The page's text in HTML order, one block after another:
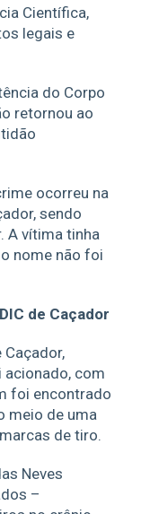
Científica,
legais e
do Corpo
retornou ao
ocorreu na
sendo
A vítima tinha
nome não foi
de Caçador
Caçador,
acionado, com
foi encontrado
meio de uma
de tiro.
Neves
–